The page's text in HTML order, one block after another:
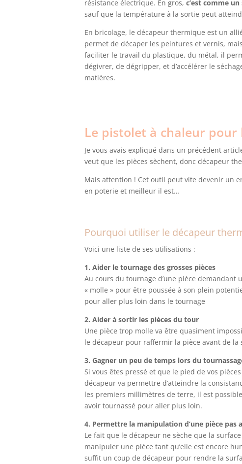
résistance électrique. En gros, c’est comme
sauf que la température à la sortie peut
En bricolage, le décapeur thermique est un
permet de décaper les peintures et vernis,
faciliter le travail du plastique, du métal, il
dégivrer, de dégripper, et d’accélérer le
matières.
Le pistolet à chaleur pour
Je vous avais expliqué dans un précédent
veut que les pièces sèchent, donc décapeur
Mais attention ! Cet outil peut vite devenir un
en poterie et meilleur il est…
Pourquoi utiliser le décapeur
Voici une liste de ses utilisations :
1. Aider le tournage des grosses pièces
Au cours du tournage d’une pièce
« molle » pour être poussée à son plein
pour aller plus loin dans le tournage
2. Aider à sortir les pièces du tour
Une pièce trop molle va être quasiment
le décapeur pour raffermir la pièce avant de la
3. Gagner un peu de temps lors du
Si vous êtes pressé et que le pied de vos
décapeur va permettre d’atteindre la
les premiers millimètres de terre, il est
avoir tournassé pour aller plus loin.
4. Permettre la manipulation d’une pièce pas
Le fait que le décapeur ne sèche que la
manipuler une pièce tant qu’elle est encore
suffit un coup de décapeur pour rendre la